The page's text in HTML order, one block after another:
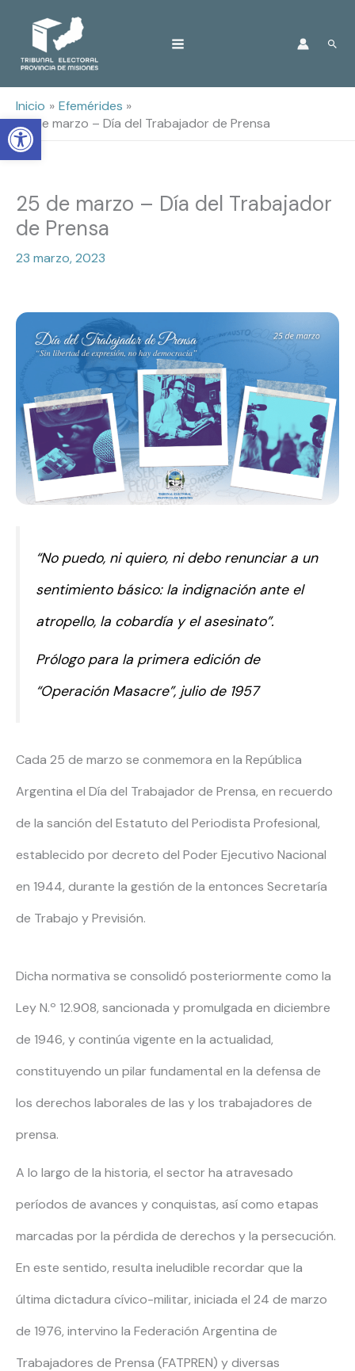
Open toolbar
Inicio
Efemérides
25 de marzo – Día del Trabajador de Prensa
25 de marzo – Día del Trabajador
de Prensa
23 marzo, 2023
“No puedo, ni quiero, ni debo renunciar a un
sentimiento básico: la indignación ante el
atropello, la cobardía y el asesinato”.
Prólogo para la primera edición de
“Operación Masacre”, julio de 1957
Cada 25 de marzo se conmemora en la República
Argentina el Día del Trabajador de Prensa, en recuerdo
de la sanción del Estatuto del Periodista Profesional,
establecido por decreto del Poder Ejecutivo Nacional
en 1944, durante la gestión de la entonces Secretaría
de Trabajo y Previsión.
Dicha normativa se consolidó posteriormente como la
Ley N.º 12.908, sancionada y promulgada en diciembre
de 1946, y continúa vigente en la actualidad,
constituyendo un pilar fundamental en la defensa de
los derechos laborales de las y los trabajadores de
prensa.
A lo largo de la historia, el sector ha atravesado
períodos de avances y conquistas, así como etapas
marcadas por la pérdida de derechos y la persecución.
En este sentido, resulta ineludible recordar que la
última dictadura cívico-militar, iniciada el 24 de marzo
de 1976, intervino la Federación Argentina de
Trabajadores de Prensa (FATPREN) y diversas